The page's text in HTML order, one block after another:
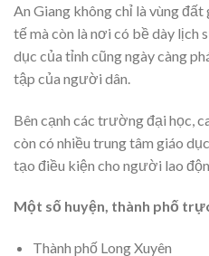
An Giang không chỉ là vùng
tế mà còn là nơi có bề dày lịch
dục của tỉnh cũng ngày càng
tập của người dân.
Bên cạnh các trường đại học,
còn có nhiều trung tâm giáo
tạo điều kiện cho người lao
Một số huyện, thành phố
Thành phố Long Xuyên